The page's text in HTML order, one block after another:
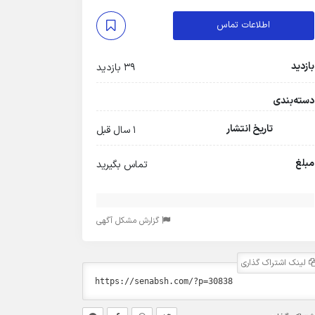
اطلاعات تماس
بازدید 39 بازدید
دسته‌بندی
تاریخ انتشار
1 سال قبل
مبلغ تماس بگیرید
گزارش مشکل آگهی
لینک اشتراک گذاری